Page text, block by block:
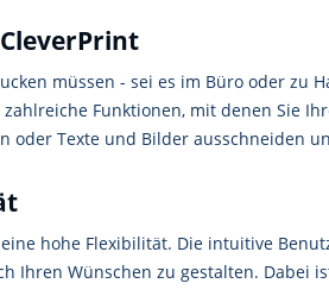
müssen - sei es im Büro oder zu
Funktionen, mit denen Sie
oder Texte und Bilder ausschneiden
hohe Flexibilität. Die intuitive
Ihren Wünschen zu gestalten. Dabei